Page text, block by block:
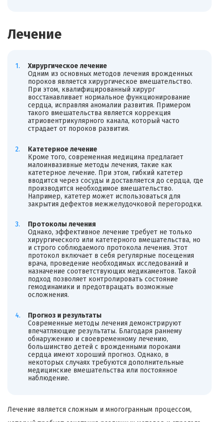
Лечение
Хирургическое лечение
Одним из основных методов лечения врожденных
пороков является хирургическое вмешательство.
При этом, квалифицированный хирург
восстанавливает нормальное функционирование
сердца, исправляя аномалии развития. Примером
такого вмешательства является коррекция
атриовентрикулярного канала, который часто
страдает от пороков развития.
Катетерное лечение
Кроме того, современная медицина предлагает
малоинвазивные методы лечения, такие как
катетерное лечение. При этом, гибкий катетер
вводится через сосуды и доставляется до сердца, где
производится необходимое вмешательство.
Например, катетер может использоваться для
закрытия дефектов межжелудочковой перегородки.
Протоколы лечения
Однако, эффективное лечение требует не только
хирургического или катетерного вмешательства, но
и строго соблюдаемого протокола лечения. Этот
протокол включает в себя регулярные посещения
врача, проведение необходимых исследований и
назначение соответствующих медикаментов. Такой
подход позволяет контролировать состояние
гемодинамики и предотвращать возможные
осложнения.
Прогноз и результаты
Современные методы лечения демонстрируют
впечатляющие результаты. Благодаря раннему
обнаружению и своевременному лечению,
большинство детей с врожденными пороками
сердца имеют хороший прогноз. Однако, в
некоторых случаях требуются дополнительные
медицинские вмешательства или постоянное
наблюдение.
Лечение является сложным и многогранным процессом,